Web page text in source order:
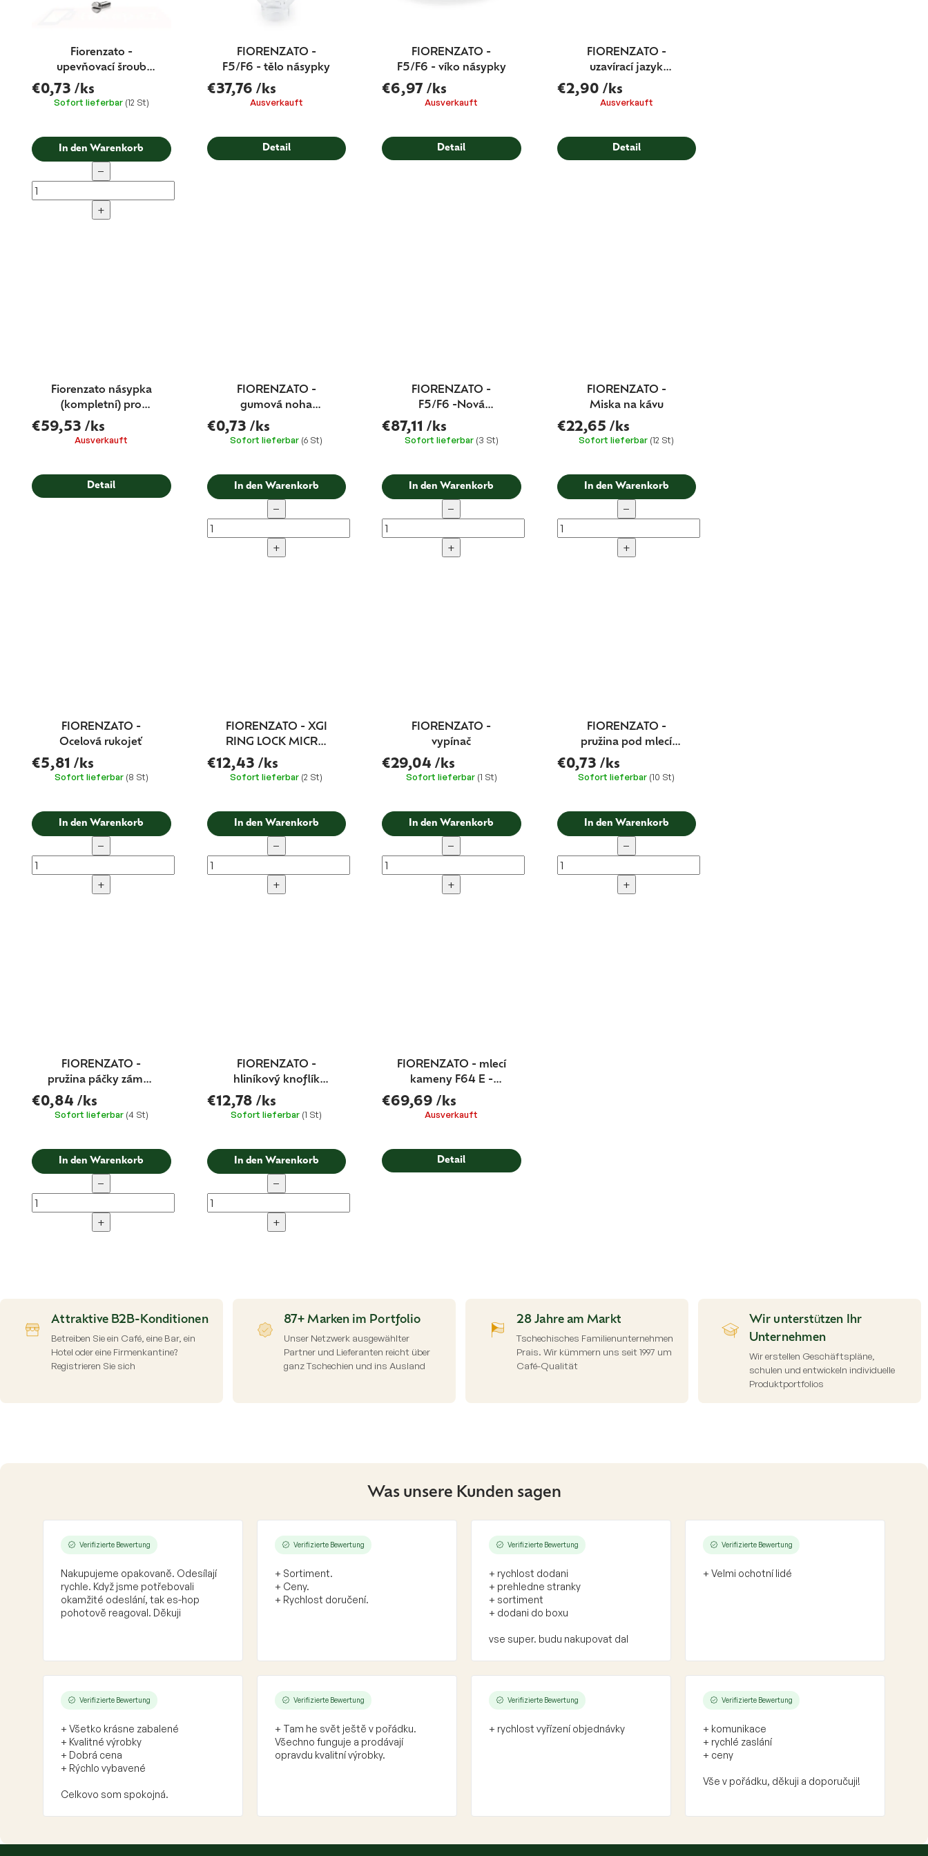
Fiorenzato -
upevňovací šroub
mlecích kamenů 1 ks
€0,73 /ks
Sofort lieferbar (12 St)
In den Warenkorb
−
+
FIORENZATO -
F5/F6 - tělo násypky
€37,76 /ks
Ausverkauft
Detail
FIORENZATO -
F5/F6 - víko násypky
€6,97 /ks
Ausverkauft
Detail
FIORENZATO -
uzavírací jazyk
násypky mlýnku
€2,90 /ks
Ausverkauft
Detail
Fiorenzato násypka
(kompletní) pro
mlýnky F64 a F5
€59,53 /ks
Ausverkauft
Detail
FIORENZATO -
gumová noha
o19x13mm
€0,73 /ks
Sofort lieferbar (6 St)
In den Warenkorb
−
+
FIORENZATO -
F5/F6 -Nová
násypka (kompletní)
pro mlýnky F64 a F5
€87,11 /ks
Sofort lieferbar (3 St)
In den Warenkorb
−
+
FIORENZATO -
Miska na kávu
€22,65 /ks
Sofort lieferbar (12 St)
In den Warenkorb
−
+
FIORENZATO -
Ocelová rukojeť
€5,81 /ks
Sofort lieferbar (8 St)
In den Warenkorb
−
+
FIORENZATO - XGI
RING LOCK MICRO
SWITCH
€12,43 /ks
Sofort lieferbar (2 St)
In den Warenkorb
−
+
FIORENZATO -
vypínač
€29,04 /ks
Sofort lieferbar (1 St)
In den Warenkorb
−
+
FIORENZATO -
pružina pod mlecí
kameny
€0,73 /ks
Sofort lieferbar (10 St)
In den Warenkorb
−
+
FIORENZATO -
pružina páčky zámku
€0,84 /ks
Sofort lieferbar (4 St)
In den Warenkorb
−
+
FIORENZATO -
hliníkový knoflík
vypínače
€12,78 /ks
Sofort lieferbar (1 St)
In den Warenkorb
−
+
FIORENZATO - mlecí
kameny F64 E -
M340 ocel - MADE
IN FIORENZATO
€69,69 /ks
Ausverkauft
Detail
e
e
l
e
L
e
Attraktive B2B-Konditionen
Betreiben Sie ein Café, eine Bar, ein
Hotel oder eine Firmenkantine?
Registrieren Sie sich
87+ Marken im Portfolio
Unser Netzwerk ausgewählter
Partner und Lieferanten reicht über
ganz Tschechien und ins Ausland
28 Jahre am Markt
Tschechisches Familienunternehmen
Prais. Wir kümmern uns seit 1997 um
Café-Qualität
Wir unterstützen Ihr
Unternehmen
Wir erstellen Geschäftspläne,
schulen und entwickeln individuelle
Produktportfolios
Was unsere Kunden sagen
Verifizierte Bewertung
Nakupujeme opakovaně. Odesílají
rychle. Když jsme potřebovali
okamžité odeslání, tak es-hop
pohotově reagoval. Děkuji
Verifizierte Bewertung
+ Sortiment.
+ Ceny.
+ Rychlost doručení.
Verifizierte Bewertung
+ rychlost dodani
+ prehledne stranky
+ sortiment
+ dodani do boxu
vse super. budu nakupovat dal
Verifizierte Bewertung
+ Velmi ochotní lidé
Verifizierte Bewertung
+ Všetko krásne zabalené
+ Kvalitné výrobky
+ Dobrá cena
+ Rýchlo vybavené
Celkovo som spokojná.
Verifizierte Bewertung
+ Tam he svět ještě v pořádku.
Všechno funguje a prodávají
opravdu kvalitní výrobky.
Verifizierte Bewertung
+ rychlost vyřízení objednávky
Verifizierte Bewertung
+ komunikace
+ rychlé zaslání
+ ceny
Vše v pořádku, děkuji a doporučuji!